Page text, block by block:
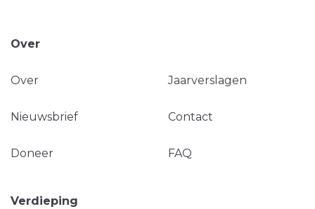
Over
Over Jaarverslagen
Nieuwsbrief Contact
Doneer FAQ
Verdieping